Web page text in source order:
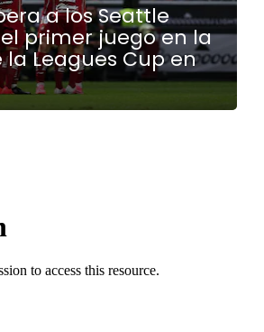
a los Seattle
primer juego en la
la Leagues Cup en